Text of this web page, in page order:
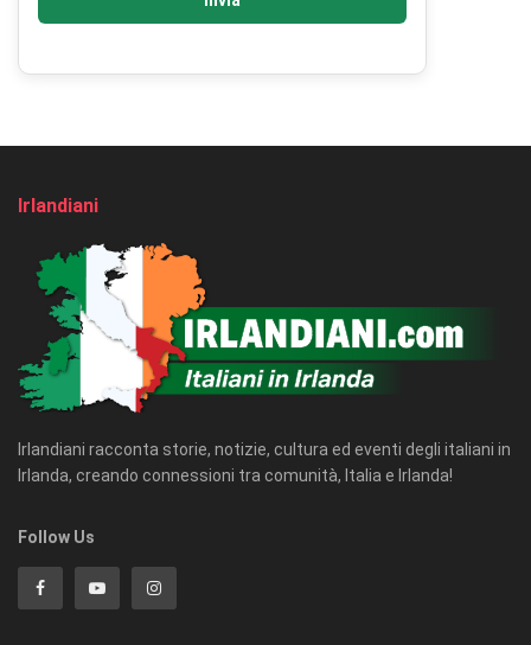
Irlandiani
Irlandiani racconta storie, notizie, cultura ed eventi degli italiani in
Irlanda, creando connessioni tra comunità, Italia e Irlanda!
Follow Us